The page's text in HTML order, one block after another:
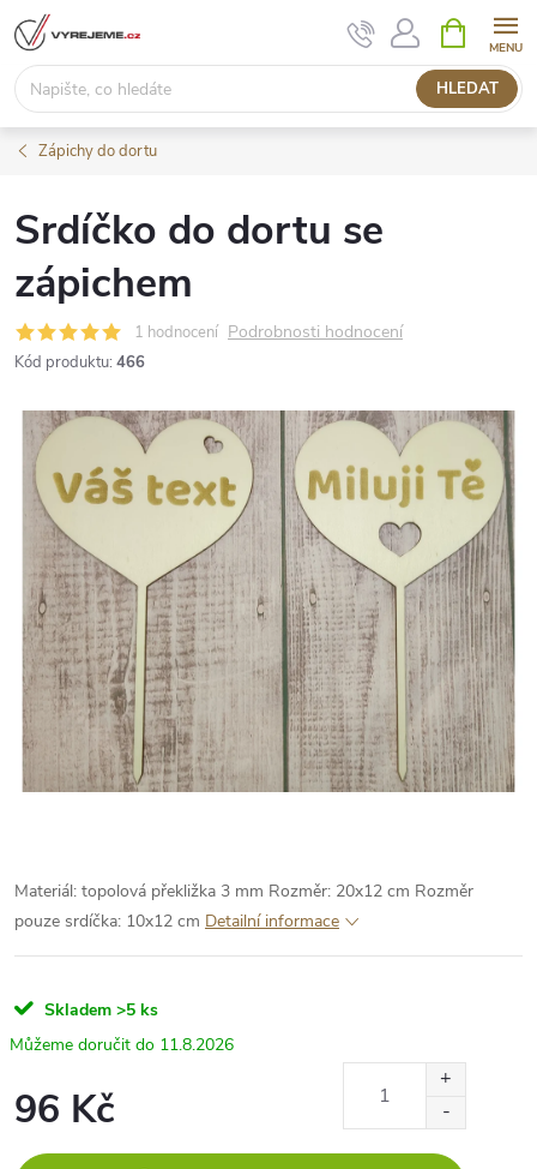
Přejít
na
obsah
HLEDAT
NÁKUPNÍ
KOŠÍK
Zápichy do dortu
Srdíčko do dortu se
zápichem
1 hodnocení Podrobnosti hodnocení
Kód produktu: 466
Materiál: topolová překližka 3 mm Rozměr: 20x12 cm Rozměr
pouze srdíčka: 10x12 cm Detailní informace
Skladem >5 ks
11.8.2026
96 Kč